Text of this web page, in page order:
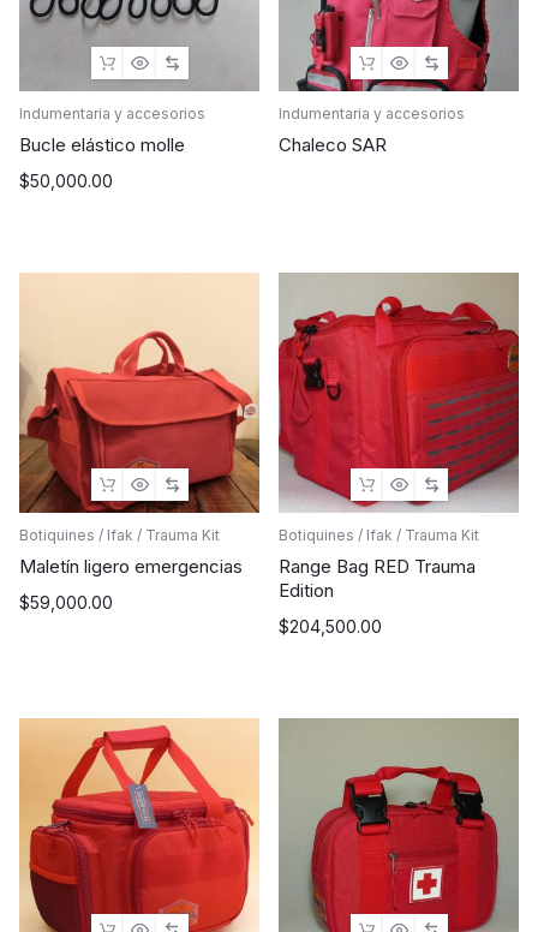
Indumentaria y accesorios
Bucle elástico molle
$50,000.00
Indumentaria y accesorios
Chaleco SAR
Botiquines / Ifak / Trauma Kit
Maletín ligero emergencias
$59,000.00
Botiquines / Ifak / Trauma Kit
Range Bag RED Trauma
Edition
$204,500.00